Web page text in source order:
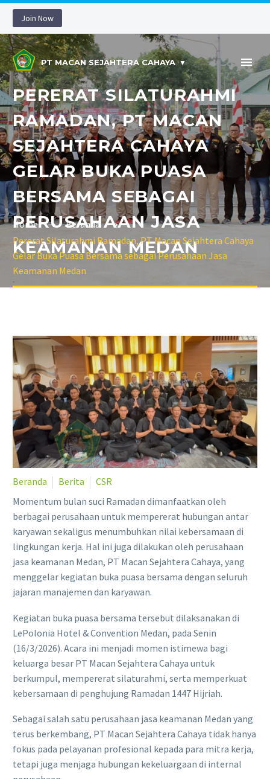
Join Now
PT MACAN SEJAHTERA CAHAYA
PERERAT SILATURAHMI
RAMADAN, PT MACAN
SEJAHTERA CAHAYA
GELAR BUKA PUASA
BERSAMA SEBAGAI
PERUSAHAAN JASA
KEAMANAN MEDAN
Home
Beranda
Pererat Silaturahmi Ramadan, PT Macan Sejahtera Cahaya
Gelar Buka Puasa Bersama sebagai Perusahaan Jasa
Keamanan Medan
Beranda Berita
CSR
Momentum bulan suci Ramadan dimanfaatkan oleh
berbagai perusahaan untuk mempererat hubungan antar
karyawan sekaligus menumbuhkan nilai kebersamaan di
lingkungan kerja. Hal ini juga dilakukan oleh perusahaan
jasa keamanan Medan, PT Macan Sejahtera Cahaya, yang
menggelar kegiatan buka puasa bersama dengan seluruh
jajaran manajemen dan karyawan.
Kegiatan buka puasa bersama tersebut dilaksanakan di
LePolonia Hotel & Convention Medan, pada Senin
(16/3/2026). Acara ini menjadi momen istimewa bagi
keluarga besar PT Macan Sejahtera Cahaya untuk
berkumpul, mempererat silaturahmi, serta memperkuat
kebersamaan di penghujung Ramadan 1447 Hijriah.
Sebagai salah satu perusahaan jasa keamanan Medan yang
terus berkembang, PT Macan Sejahtera Cahaya tidak hanya
fokus pada pelayanan profesional kepada para mitra kerja,
tetapi juga menjaga hubungan kekeluargaan di internal